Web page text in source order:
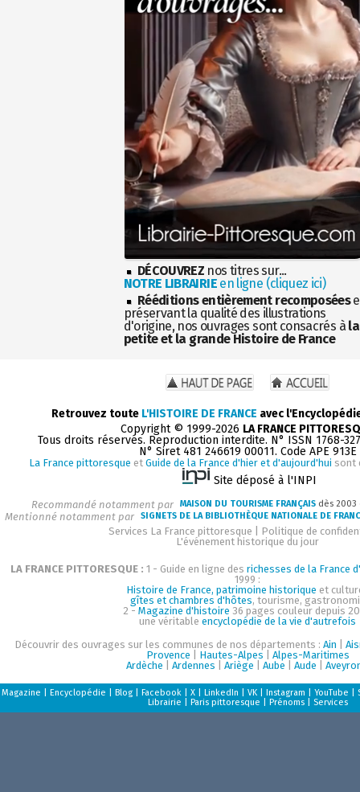
DÉCOUVREZ nos titres sur...
NOTRE LIBRAIRIEen ligne (cliquez ici)
Rééditions entièrement recomposées
préservant la qualité des illustrations
d'origine, nos ouvrages sont consacrés à la
petite et la grande Histoire de France
Retrouvez toute L'HISTOIRE DE FRANCE avec
Copyright © 1999-2026 LA FRANCE
Tous droits réservés. Reproduction interdite. N° ISSN 1768-
N° Siret 481 246619 00011. Code APE 913E
La France pittoresque et Guide de la France d'hier et d'aujourd'hui sont
Site déposé à l'INPI
Recommandé notamment par MAISON DU TOURISME FRANÇAIS dès
Mentionné notamment par SIGNETS DE LA BIBLIOTHÈQUE NATIONALE DE
Services La France pittoresque
Politique de
L'événement historique du jour
LA FRANCE PITTORESQUE : 1 - Guide en ligne des richesses de la France
1999 :
Histoire de France, patrimoine historique et
gîtes et chambres d'hôtes, tourisme,
2 - Magazine d'histoire 36 pages couleur depuis
une véritable encyclopédie de la vie d'autrefois
Découvrir des ouvrages sur les communes de nos départements : Ain
Provence
Hautes-Alpes
Alpes-Maritimes
Ardèche
Ardennes Ariège Aube Aude
Magazine Encyclopédie Blog| Facebook| X| LinkedIn VK| Instagram YouTube
Librairie
Paris pittoresque Prénoms| Services